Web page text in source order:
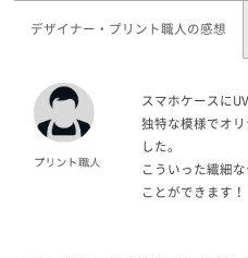
デザイナー・プリント職人の感想
スマホケースに
独特な模様でオ
した。
こういった繊細
ことができます！